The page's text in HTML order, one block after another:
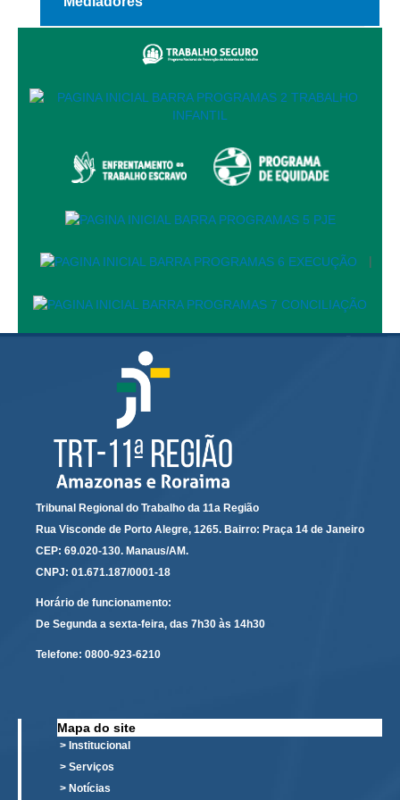
Audiências e Sessões
Calendário das Sessões da 1ª Turma 2026
Calendário das Sessões da 3ª Turma 2026
Carta de Serviços ao Cidadão
Cartilhas
Calendários
Calendário de Eventos passados
Calendário das Sessões
Calendário de Suspensão
Calendário da Justiça Itinerante
Certidões
Concursos
Contas abertas em nome dos beneficiários
Diários Eletrônicos
e-Doc
Espaço do Servidor
Guias de recolhimento
META 9 do CNJ
Pauta Digital
|
Tribunal Regional do Trabalho da 11a Região
Rua Visconde de Porto Alegre, 1265. Bairro: Praça 14 de Janeiro
CEP: 69.020-130. Manaus/AM.
CNPJ: 01.671.187/0001-18
Horário de funcionamento:
De Segunda a sexta-feira, das 7h30 às 14h30
Telefone: 0800-923-6210
Mapa do site
> Institucional
> Serviços
> Notícias